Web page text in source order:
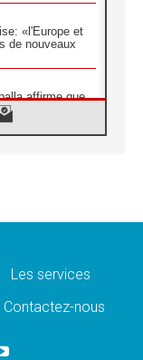
«l'Europe et
de nouveaux
affirme que
humaine»
renforcera
Les services
Contactez-nous